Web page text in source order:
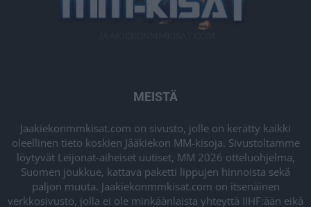
MEISTÄ
Jaakiekonmmkisat.com on sivusto, jolle on kerätty kaikki
oleellinen tieto koskien Jääkiekon MM-kisoja. Sivustoltamme
löytyvät Leijonat-aiheiset uutiset, MM 2026 otteluohjelma,
Suomen joukkue, kattava paketti lippujen hinnoista sekä
paljon muuta. Jaakiekonmmkisat.com on itsenäinen
verkkosivusto, jolla ei ole minkäänlaista yhteyttä IIHF:ään eikä